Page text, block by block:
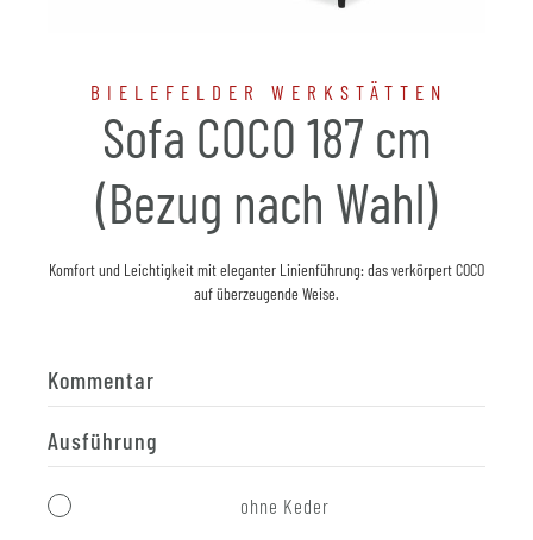
BIELEFELDER WERKSTÄTTEN
Sofa COCO 187 cm
(Bezug nach Wahl)
Komfort und Leichtigkeit mit eleganter Linienführung: das verkörpert COCO
auf überzeugende Weise.
Kommentar
Ausführung
ohne Keder